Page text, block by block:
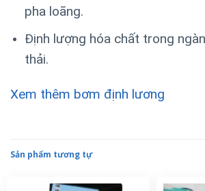
pha loãng.
Định lượng hóa chất trong
thải.
Xem thêm bơm định lương
Sản phẩm tương tự